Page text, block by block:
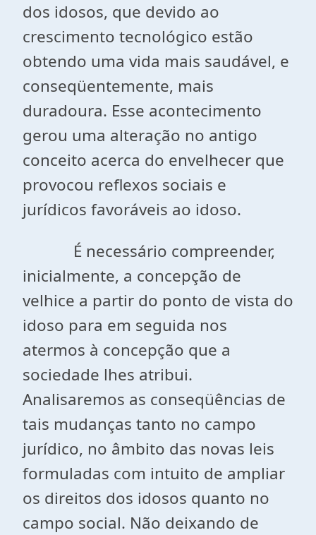
dos idosos, que devido ao
crescimento tecnológico estão
obtendo uma vida mais saudável, e
conseqüentemente, mais
duradoura. Esse acontecimento
gerou uma alteração no antigo
conceito acerca do envelhecer que
provocou reflexos sociais e
jurídicos favoráveis ao idoso.
É necessário compreender,
inicialmente, a concepção de
velhice a partir do ponto de vista do
idoso para em seguida nos
atermos à concepção que a
sociedade lhes atribui.
Analisaremos as conseqüências de
tais mudanças tanto no campo
jurídico, no âmbito das novas leis
formuladas com intuito de ampliar
os direitos dos idosos quanto no
campo social. Não deixando de